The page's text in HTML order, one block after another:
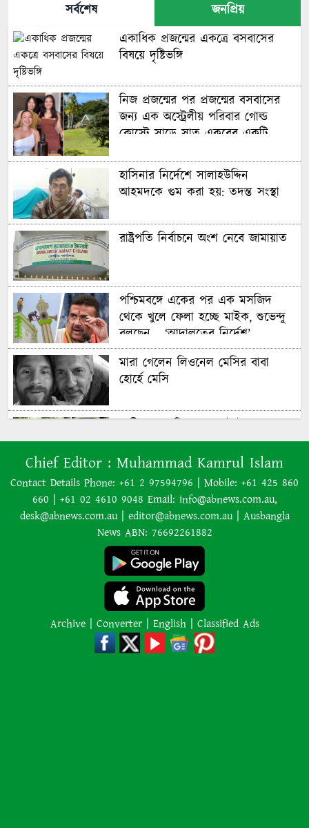
সর্বশেষ
জনপ্রিয়
একাধিক প্রজন্মের একত্রে বসবাসের
বিষয়ে দৃষ্টিভঙ্গি
নিজ প্রজন্মের পর প্রজন্মের বসবাসের
জন্য এক অস্ট্রেলীয় পরিবার গোল্ড
কোস্টে সাড়ে সাত একরের একটি
হাসিনার নির্দেশে সালাহউদ্দিন
আহমদকে গুম করা হয়: তদন্ত সংস্থা
রাষ্ট্রপতি নির্বাচনে অংশ নেবে জামায়াত
পশ্চিমবঙ্গে একের পর এক মসজিদ
থেকে খুলে ফেলা হচ্ছে মাইক, শুভেন্দু
বলছেন— ‘আদালতের নির্দেশ’
মারা গেলেন লিওনেল মেসির বাবা
হোর্হে মেসি
যাত্রীর ভোগান্তির পর জেটস্টারের
আসন-সংক্রান্ত নীতিকে ‘বিভ্রান্তিকর ও
প্রতারণামূলক’ আখ্যা দেওয়া হয়েছে
বাংলাদেশের বর্তমান সরকার নিয়ে
হাসিনার মন্তব্য ভারত সমর্থন করে না:
রণধীর জয়সওয়াল
এক শব্দেই সব গুজবের জবাব দিলেন
লিওনেল মেসি
রাজধানীতে গোপন বৈঠক, আওয়ামী
লীগের ৬ নেতাকর্মী গ্রেপ্তার
Chief Editor : Muhammad Kamrul Islam
Contact Details Phone: +61 2 97594796 | Mobile: +61 425 860
660 | +61 02 4610 9048 Email: info@abnews.com.au,
desk@abnews.com.au | editor@abnews.com.au | Ausbangla
News ABN: 76692261882
Archive | Converter | English | Classified Ads